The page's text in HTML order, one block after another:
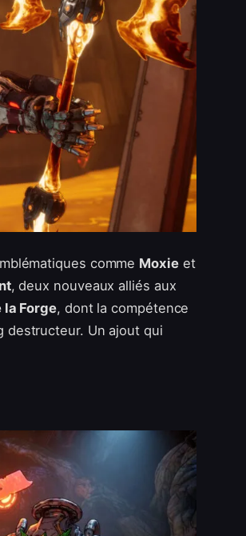
comme Moxieet
, deux nouveaux alliés aux
la Forge, dont la compétence
destructeur. Un ajout qui